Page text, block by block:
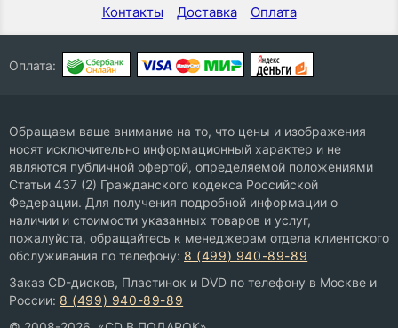
Контакты Доставка Оплата
Оплата:
Обращаем ваше внимание на то, что цены и изображения
носят исключительно информационный характер и не
являются публичной офертой, определяемой положениями
Статьи 437 (2) Гражданского кодекса Российской
Федерации. Для получения подробной информации о
наличии и стоимости указанных товаров и услуг,
пожалуйста, обращайтесь к менеджерам отдела клиентского
обслуживания по телефону: 8 (499) 940-89-89
Заказ CD-дисков, Пластинок и DVD по телефону в Москве и
России: 8 (499) 940-89-89